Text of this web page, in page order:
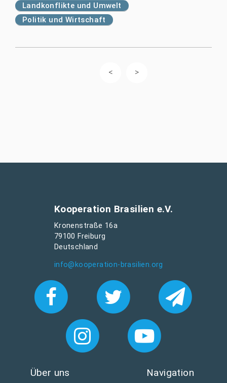
Landkonflikte und Umwelt
Politik und Wirtschaft
Kooperation Brasilien e.V.
Kronenstraße 16a
79100 Freiburg
Deutschland
info@kooperation-brasilien.org
Über uns Navigation